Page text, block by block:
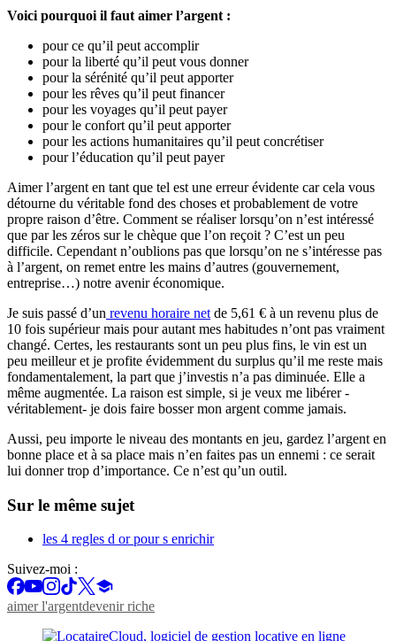
Voici pourquoi il faut aimer l’argent :
pour ce qu’il peut accomplir
pour la liberté qu’il peut vous donner
pour la sérénité qu’il peut apporter
pour les rêves qu’il peut financer
pour les voyages qu’il peut payer
pour le confort qu’il peut apporter
pour les actions humanitaires qu’il peut concrétiser
pour l’éducation qu’il peut payer
Aimer l’argent en tant que tel est une erreur évidente car cela vous
détourne du véritable fond des choses et probablement de votre
propre raison d’être. Comment se réaliser lorsqu’on n’est intéressé
que par les zéros sur le chèque que l’on reçoit ? C’est un peu
difficile. Cependant n’oublions pas que lorsqu’on ne s’intéresse pas
à l’argent, on remet entre les mains d’autres (gouvernement,
entreprise…) notre avenir économique.
Je suis passé d’un revenu horaire net de 5,61 € à un revenu plus de
10 fois supérieur mais pour autant mes habitudes n’ont pas vraiment
changé. Certes, les restaurants sont un peu plus fins, le vin est un
peu meilleur et je profite évidemment du surplus qu’il me reste mais
fondamentalement, la part que j’investis n’a pas diminuée. Elle a
même augmentée. La raison est simple, si je veux me libérer -
véritablement- je dois faire bosser mon argent comme jamais.
Aussi, peu importe le niveau des montants en jeu, gardez l’argent en
bonne place et à sa place mais n’en faites pas un ennemi : ce serait
lui donner trop d’importance. Ce n’est qu’un outil.
Sur le même sujet
les 4 regles d or pour s enrichir
Suivez-moi :
aimer l'argentdevenir riche